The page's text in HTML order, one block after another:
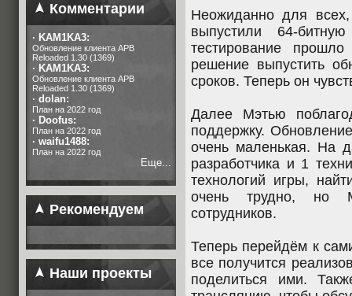
Комментарии
· KAM1KA3:
Обновление клиента APB
Reloaded 1.30 (1369)
· KAM1KA3:
Обновление клиента APB
Reloaded 1.30 (1369)
· dolan:
План на 2022 год
· Doofus:
План на 2022 год
· waifu1488:
План на 2022 год
Еще...
Рекомендуем
Наши проекты
Неожиданно для
выпустили 64-
тестирование
решение выпустить
сроков. Теперь он
Далее Мэтью
поддержку.
очень маленькая. На
разработчика и 1
технологий игры,
очень трудно, но
сотрудников.
Теперь перейдём к
все получится
поделиться ими.